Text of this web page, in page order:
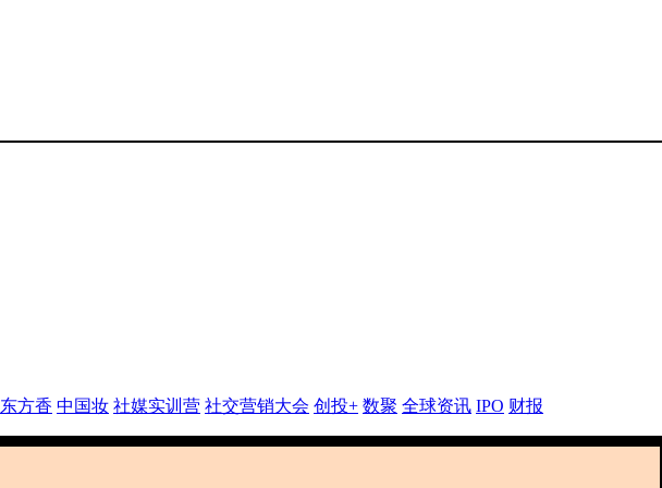
东方香 中国妆 社媒实训营 社交营销大会 创投+ 数聚 全球资讯 IPO 财报